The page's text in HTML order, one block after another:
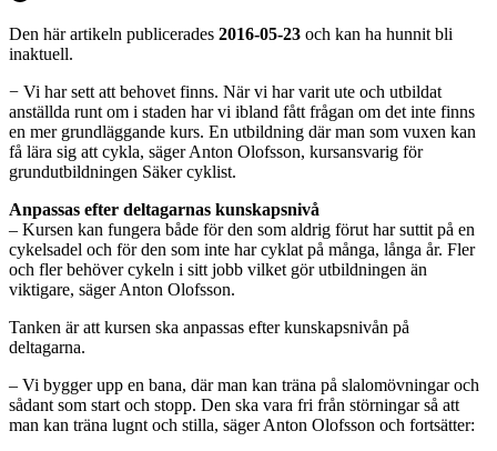
Den här artikeln publicerades 2016-05-23 och kan ha hunnit bli
inaktuell.
− Vi har sett att behovet finns. När vi har varit ute och utbildat
anställda runt om i staden har vi ibland fått frågan om det inte finns
en mer grundläggande kurs. En utbildning där man som vuxen kan
få lära sig att cykla, säger Anton Olofsson, kursansvarig för
grundutbildningen Säker cyklist.
Anpassas efter deltagarnas kunskapsnivå
– Kursen kan fungera både för den som aldrig förut har suttit på en
cykelsadel och för den som inte har cyklat på många, långa år. Fler
och fler behöver cykeln i sitt jobb vilket gör utbildningen än
viktigare, säger Anton Olofsson.
Tanken är att kursen ska anpassas efter kunskapsnivån på
deltagarna.
– Vi bygger upp en bana, där man kan träna på slalomövningar och
sådant som start och stopp. Den ska vara fri från störningar så att
man kan träna lugnt och stilla, säger Anton Olofsson och fortsätter: